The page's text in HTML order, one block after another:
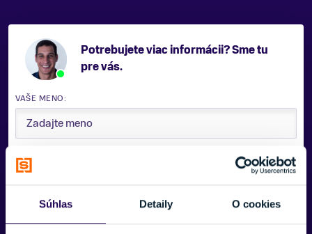
Súhlas Detaily O cookies
Potrebujete viac informácii? Sme tu
pre vás.
VAŠE MENO:
E-MAIL: